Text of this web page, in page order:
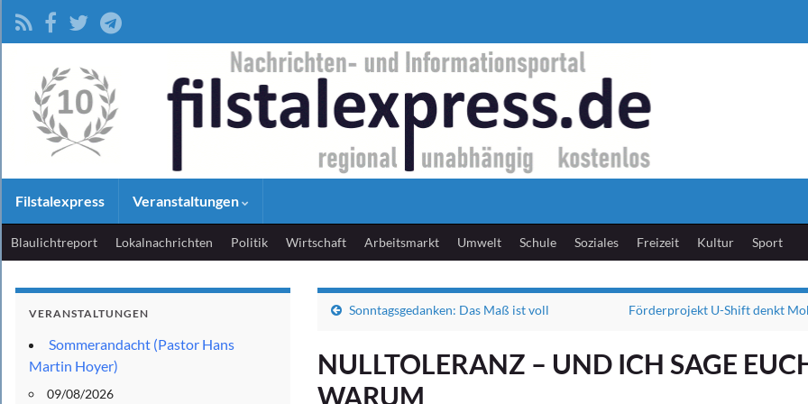
Filstalexpress Veranstaltungen
Blaulichtreport Lokalnachrichten Politik Wirtschaft Arbeitsmarkt Umwelt Schule Soziales Freizeit Kultur Sport
Sonntagsgedanken: Das Maß ist voll Förderprojekt U-Shift denkt
NULLTOLERANZ – UND ICH SAGE
WARUM
VERANSTALTUNGEN
Sommerandacht (Pastor Hans
Martin Hoyer)
09/08/2026